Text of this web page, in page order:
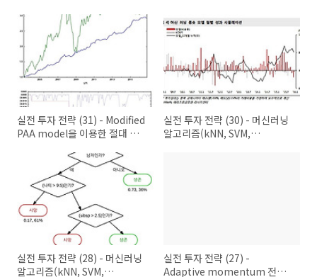
실전 투자 전략 (31) - Modified
PAA model을 이용한 절대 수
실전 투자 전략 (30) - 머신러닝
알고리즘(kNN, SVM,
실전 투자 전략 (28) - 머신러닝
알고리즘(kNN, SVM,
실전 투자 전략 (27) -
Adaptive momentum 전략